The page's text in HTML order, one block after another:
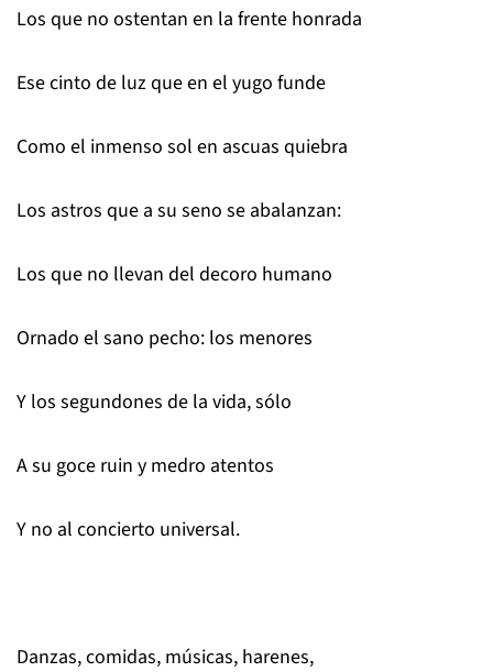
Los que no ostentan en la frente honrada
Ese cinto de luz que en el yugo funde
Como el inmenso sol en ascuas quiebra
Los astros que a su seno se abalanzan:
Los que no llevan del decoro humano
Ornado el sano pecho: los menores
Y los segundones de la vida, sólo
A su goce ruin y medro atentos
Y no al concierto universal.
Danzas, comidas, músicas, harenes,